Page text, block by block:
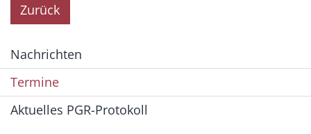
Zurück
Nachrichten
Termine
Aktuelles PGR-Protokoll